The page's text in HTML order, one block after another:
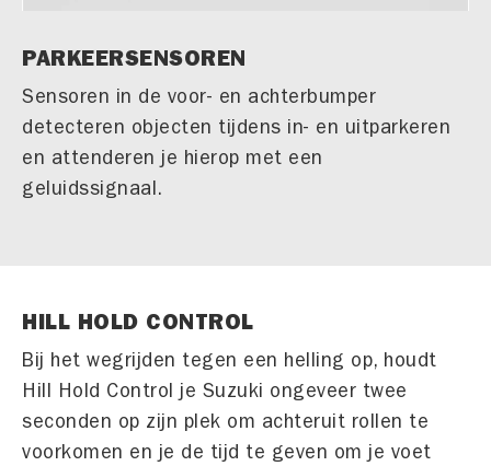
PARKEERSENSOREN
Sensoren in de voor- en achterbumper
detecteren objecten tijdens in- en uitparkeren
en attenderen je hierop met een
geluidssignaal.
HILL HOLD CONTROL
Bij het wegrijden tegen een helling op, houdt
Hill Hold Control je Suzuki ongeveer twee
seconden op zijn plek om achteruit rollen te
voorkomen en je de tijd te geven om je voet